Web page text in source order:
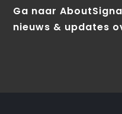
Ga naar
nieuws & updates